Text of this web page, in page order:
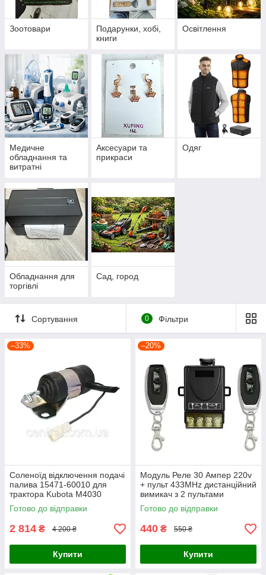
Зоотовари
Подарунки, хобі,
книги
Освітлення
Медичне
обладнання та
витратні
Аксесуари та
прикраси
Одяг
Обладнання для
торгівлі
Сад, город
Сортування 0 Фільтри
–33%
Соленоїд відключення подачі
палива 15471-60010 для
трактора Kubota M4030
M4900 M4950 M5030 M5700
екскаватор KH-151 KH-191
KX1
Готово до відправки
2 814 ₴ 4 200 ₴
Купити
–20%
Модуль Реле 30 Ампер 220v
+ пульт 433MHz дистанційний
вимикач з 2 пультами
Готово до відправки
440 ₴ 550 ₴
Купити